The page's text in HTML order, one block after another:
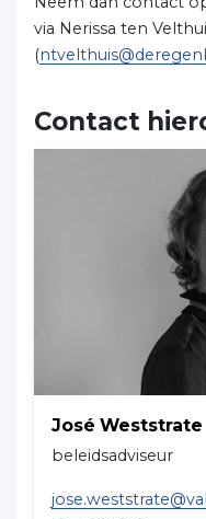
via Nerissa ten
(
Contact
José Weststrate
beleidsadviseur